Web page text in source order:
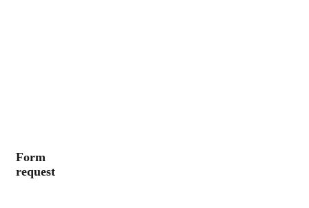
Form
request